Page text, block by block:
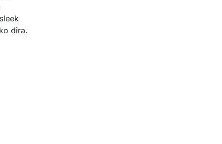
dira.